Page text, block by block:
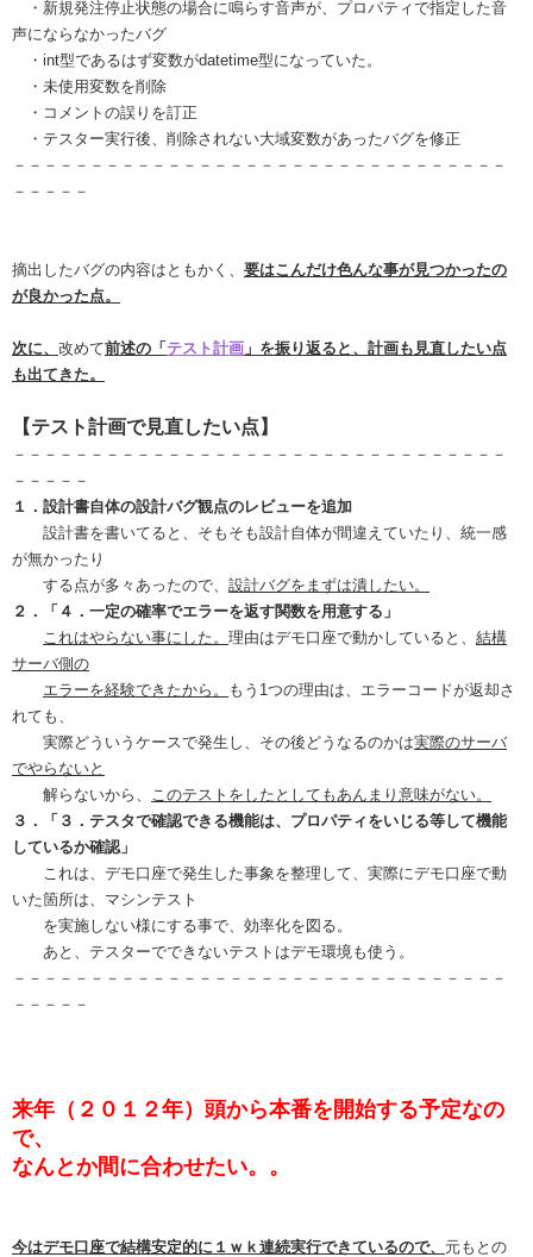
・新規発注停止状態の場合に鳴らす音声が、プロパティで指定した音
声にならなかったバグ
・int型であるはず変数がdatetime型になっていた。
・未使用変数を削除
・コメントの誤りを訂正
・テスター実行後、削除されない大域変数があったバグを修正
－－－－－－－－－－－－－－－－－－－－－－－－－－－－－－－－
－－－－－
摘出したバグの内容はともかく、 要はこんだけ色んな事が見つかったの
が良かった点。
次に、 改めて前述の「 テスト計画 」を振り返ると、計画も見直したい点
も出てきた。
【テスト計画で見直したい点】
－－－－－－－－－－－－－－－－－－－－－－－－－－－－－－－－
－－－－－
１．設計書自体の設計バグ観点のレビューを追加
設計書を書いてると、そもそも設計自体が間違えていたり、統一感
が無かったり
する点が多々あったので、 設計バグをまずは潰したい。
２．「４．一定の確率でエラーを返す関数を用意する」
これはやらない事にした。 理由はデモ口座で動かしていると、 結構
サーバ側の
エラーを経験できたから。
もう1つの理由は、エラーコードが返却さ
れても、
実際どういうケースで発生し、その後どうなるのかは実際のサーバ
でやらないと
解らないから、
このテストをしたとしてもあんまり意味がない。
３．「３．テスタで確認できる機能は、プロパティをいじる等して機能
しているか確認」
これは、デモ口座で発生した事象を整理して、実際にデモ口座で動
いた箇所は、マシンテスト
を実施しない様にする事で、効率化を図る。
あと、テスターでできないテストはデモ環境も使う。
－－－－－－－－－－－－－－－－－－－－－－－－－－－－－－－－
－－－－－
来年（２０１２年）頭から本番を開始する予定なの
で、
なんとか間に合わせたい。。
今はデモ口座で結構安定的に１ｗｋ連続実行できているので、 元もとの